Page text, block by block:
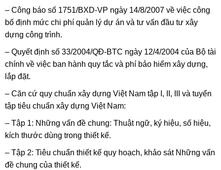
– Công báo số 1751/BXD-VP ngày 14/8/2007 về việc công
bố định mức chi phí quản lý dự án và tư vấn đầu tư xây
dựng công trình.
– Quyết định số 33/2004/QĐ-BTC ngày 12/4/2004 của Bộ tài
chính về việc ban hành quy tắc và phí bảo hiểm xây dựng,
lắp đặt.
– Căn cứ quy chuẩn xây dựng Việt Nam tập I, II, III và tuyển
tập tiêu chuẩn xây dựng Việt Nam:
– Tập 1: Những vấn đề chung: Thuật ngữ, ký hiệu, số hiệu,
kích thước dùng trong thiết kế.
– Tập 2: Tiêu chuẩn thiết kế quy hoạch, khảo sát Những vấn
đề chung của thiết kế.